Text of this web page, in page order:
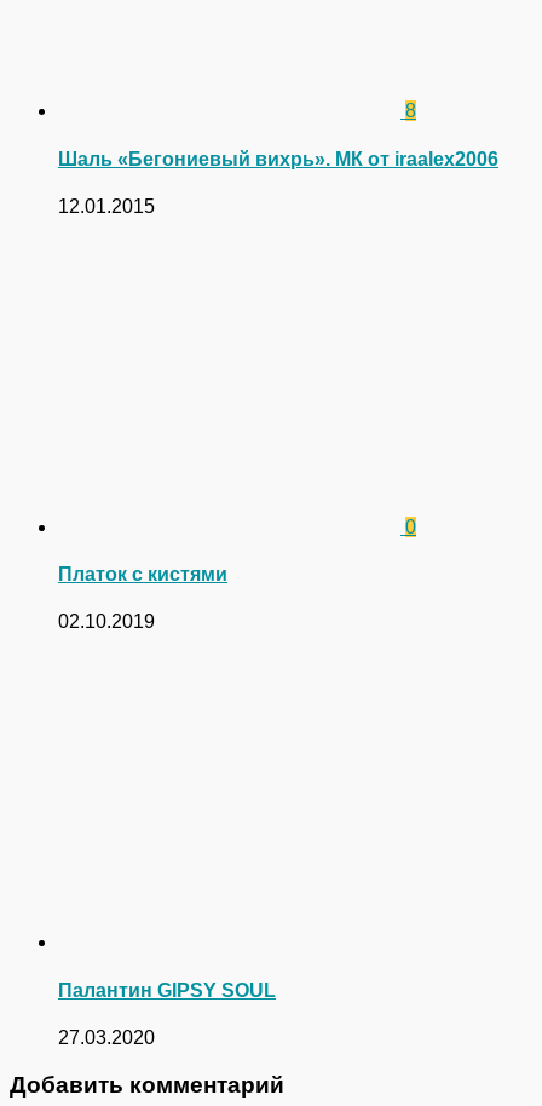
8
Шаль «Бегониевый вихрь». МК от iraalex2006
12.01.2015
0
Платок с кистями
02.10.2019
Палантин GIPSY SOUL
27.03.2020
Добавить комментарий